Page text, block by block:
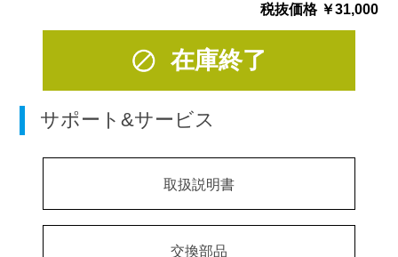
税抜価格 ￥31,000
在庫終了
サポート&サービス
取扱説明書
交換部品